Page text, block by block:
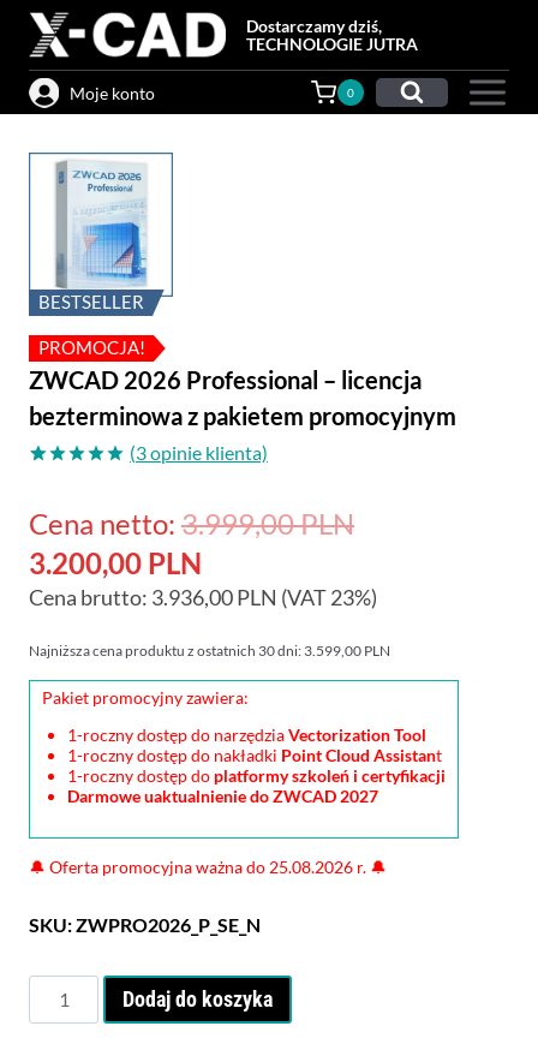
Przejdź
treści
Dostarczamy dziś,
TECHNOLOGIE JUTRA
Moje konto 0
BESTSELLER
PROMOCJA!
ZWCAD 2026 Professional – licencja
bezterminowa z pakietem promocyjnym
na
podstawie
ocen
klientów
(3opinie klienta)
Cena netto: 3.999,00PLNPierwotna
wynosiła:
3.999,00 PLN.
3.200,00 PLN
cena
wynosi:
3.200,00 PLN.
Cena brutto: 3.936,00PLN (VAT 23%)
Najniższa cena produktu z ostatnich 30 dni: 3.599,00 PLN
Pakiet promocyjny zawiera:
1-roczny dostęp do narzędziaVectorization Tool
1-roczny dostęp do nakładki Point Cloud Assistant
1-roczny dostęp do platformy szkoleń i certyfikacji
Darmowe uaktualnienie do ZWCAD 2027
🔔 Oferta promocyjna ważna do 25.08.2026 r. 🔔
SKU:ZWPRO2026_P_SE_N
ZWCAD
Dodaj do koszyka